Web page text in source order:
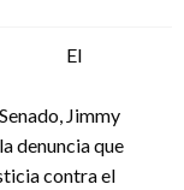
El
Jimmy
denuncia que
contra el